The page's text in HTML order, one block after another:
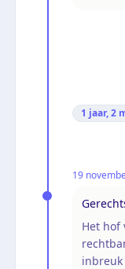
1 jaar, 2
19
Het hof